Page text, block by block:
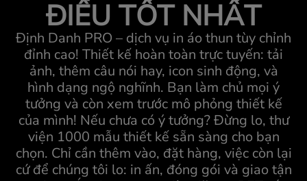
ĐIỀU TỐT NHẤT
Định Danh PRO – dịch vụ in áo thun tùy chỉnh
đỉnh cao! Thiết kế hoàn toàn trực tuyến: tải
ảnh, thêm câu nói hay, icon sinh động, và
hình dạng ngộ nghĩnh. Bạn làm chủ mọi ý
tưởng và còn xem trước mô phỏng thiết kế
của mình! Nếu chưa có ý tưởng? Đừng lo, thư
viện 1000 mẫu thiết kế sẵn sàng cho bạn
chọn. Chỉ cần thêm vào, đặt hàng, việc còn lại
cứ để chúng tôi lo: in ấn, đóng gói và giao tận